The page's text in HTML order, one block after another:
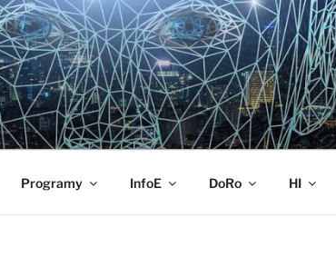
Programy InfoE DoRo HI